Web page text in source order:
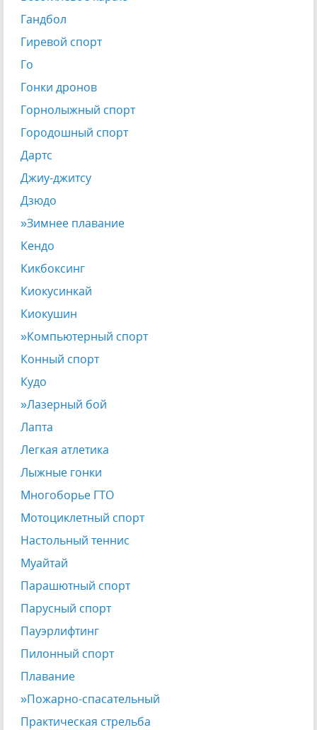
Гандбол
Гиревой спорт
Го
Гонки дронов
Горнолыжный спорт
Городошный спорт
Дартс
Джиу-джитсу
Дзюдо
»Зимнее плавание
Кендо
Кикбоксинг
Киокусинкай
Киокушин
»Компьютерный спорт
Конный спорт
Кудо
»Лазерный бой
Лапта
Легкая атлетика
Лыжные гонки
Многоборье ГТО
Мотоциклетный спорт
Настольный теннис
Муайтай
Парашютный спорт
Парусный спорт
Пауэрлифтинг
Пилонный спорт
Плавание
»Пожарно-спасательный
Практическая стрельба